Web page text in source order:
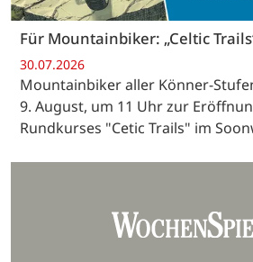
Für Mountainbiker: „Celtic
30.07.2026
Mountainbiker aller Könner-
9. August, um 11 Uhr zur
Rundkurses "Cetic Trails" im